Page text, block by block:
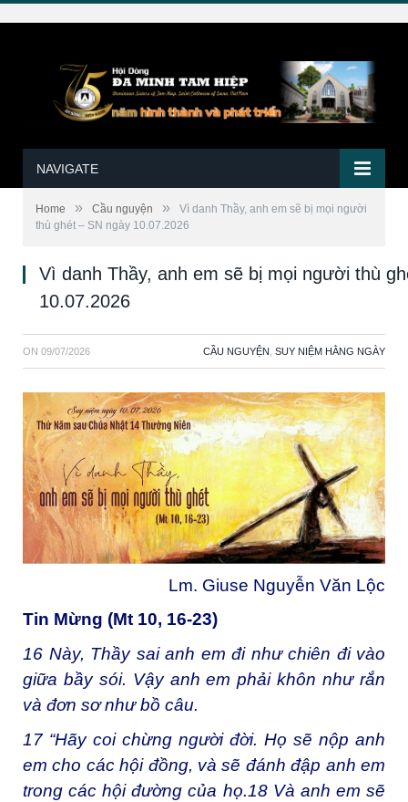
NAVIGATE
Home » Cầu nguyện »
Vì danh Thầy, anh em sẽ bị mọi người
thù ghét – SN ngày 10.07.2026
Vì danh Thầy, anh em sẽ bị mọi người thù
10.07.2026
ON 09/07/2026 CẦU NGUYỆN SUY NIỆM HẰNG NGÀY
Lm. Giuse Nguyễn Văn Lộc
Tin Mừng (Mt 10, 16-23)
16 Này, Thầy sai anh em đi như chiên đi vào
giữa bầy sói. Vậy anh em phải khôn như rắn
và đơn sơ như bồ câu.
17 “Hãy coi chừng người đời. Họ sẽ nộp anh
em cho các hội đồng, và sẽ đánh đập anh em
trong các hội đường của họ.18Và anh em sẽ